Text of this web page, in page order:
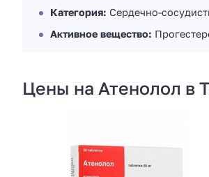
Категория: Сердечно-
Активное вещество:
Цены на Атенолол в